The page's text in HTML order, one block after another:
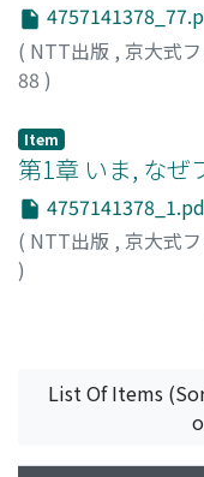
( NTT出版 , 京大式
88 )
Tadasu
Item
第1章 いま, なぜ
( NTT出版 , 京大式
)
List Of Items